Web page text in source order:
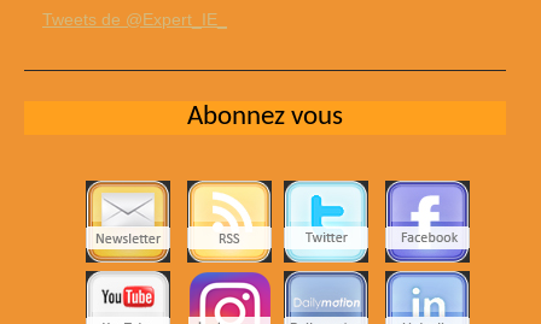
Tweets de @Expert_IE_
Abonnez vous